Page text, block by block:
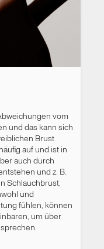
vom
und das kann sich
Brust
auf und ist in
auch durch
und z. B.
Schlauchbrust,
und
fühlen, können
um über